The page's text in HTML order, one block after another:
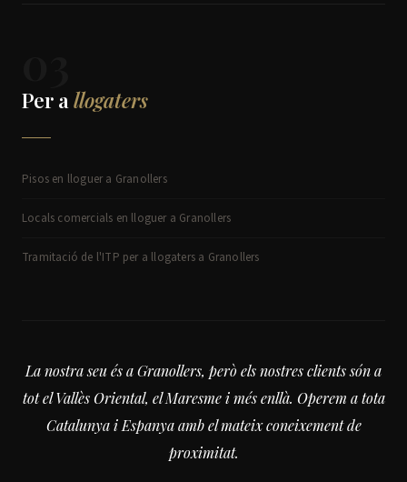
Per allogaters
Pisos en lloguer a Granollers
Locals comercials en lloguer a Granollers
Tramitació de l'ITP per a llogaters a Granollers
La nostra seu és a Granollers, però els nostres clients són a
tot el Vallès Oriental, el Maresme i més enllà. Operem a tota
Catalunya i Espanya amb el mateix coneixement de
proximitat.